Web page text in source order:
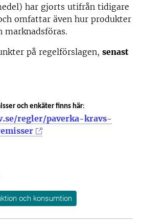
har gjorts utifrån tidigare
omfattar även hur produkter
marknadsföras.
på regelförslagen, senast
och enkäter finns här:
regler/paverka-kravs-
och konsumtion